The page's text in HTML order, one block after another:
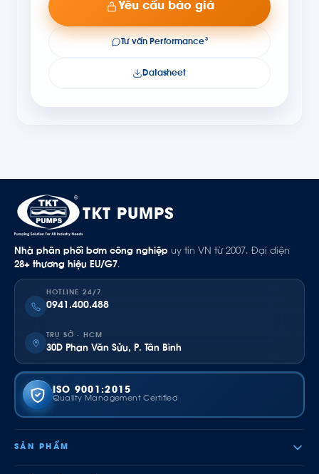
Yêu cầu báo giá
Tư vấn Performance³
Datasheet
TKT PUMPS
Nhà phân phối bơm công nghiệp uy tín VN từ 2007. Đại diện
28+ thương hiệu EU/G7.
HOTLINE 24/7
0941.400.488
TRỤ SỞ · HCM
30D Phan Văn Sửu, P. Tân Bình
ISO 9001:2015
Quality Management Certified
SẢN PHẨM